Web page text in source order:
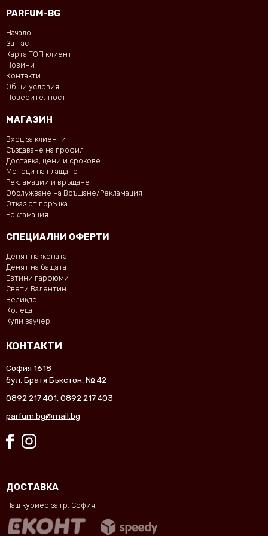
PARFUM-BG
Начало
За нас
Карта ТОП клиент
Новини
Контакти
Общи условия
Поверителност
МАГАЗИН
Вход за клиенти
Създаване на профил
Доставка, цени и срокове
Методи на плащане
Рекламации и връщане
Обслужване на Връщане/Рекламация
Отказ от поръчка
Рекламация
СПЕЦИАЛНИ ОФЕРТИ
Денят на жената
Денят на бащата
Евтини парфюми
Свети Валентин
Великден
Коледа
Купи ваучер
КОНТАКТИ
София 1618
бул. Братя Бъкстон, № 42
0892 217 401,0892 217 403
parfum.bg@mail.bg
ДОСТАВКА
Наш куриер за гр. София